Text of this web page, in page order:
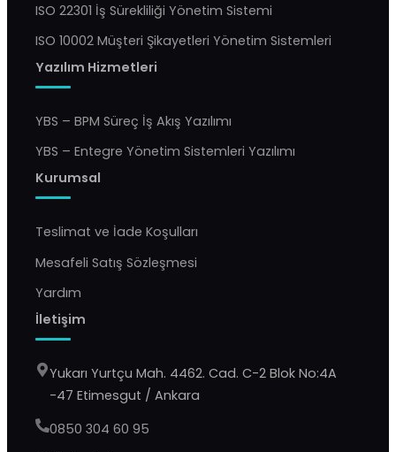
ISO 22301 İş Sürekliliği Yönetim Sistemi
ISO 10002 Müşteri Şikayetleri Yönetim Sistemleri
Yazılım Hizmetleri
YBS – BPM Süreç İş Akış Yazılımı
YBS – Entegre Yönetim Sistemleri Yazılımı
Kurumsal
Teslimat ve İade Koşulları
Mesafeli Satış Sözleşmesi
Yardım
İletişim
Yukarı Yurtçu Mah. 4462. Cad. C-2 Blok No:4A
-47 Etimesgut / Ankara
0850 304 60 95